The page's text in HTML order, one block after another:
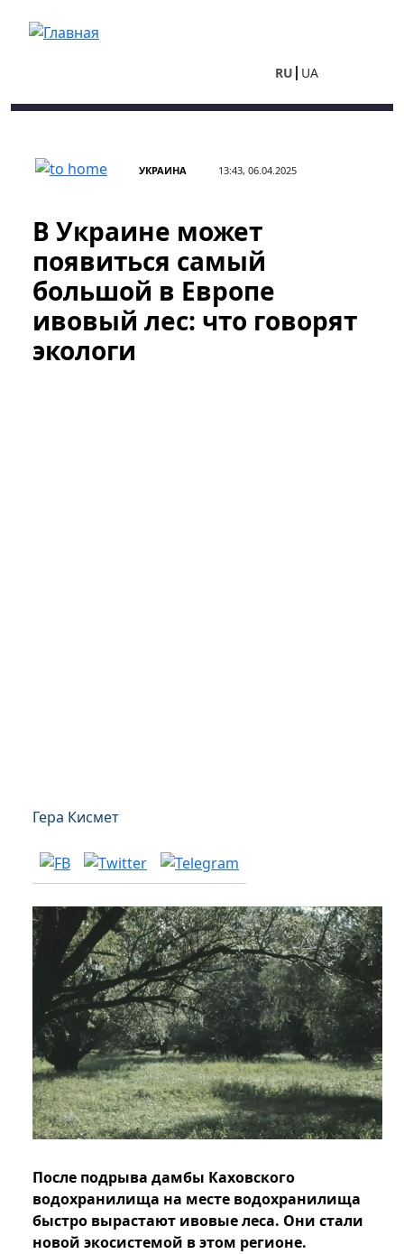
RU UA
УКРАИНА 13:43, 06.04.2025
В Украине может
появиться самый
большой в Европе
ивовый лес: что говорят
экологи
Гера Кисмет
После подрыва дамбы Каховского
водохранилища на месте водохранилища
быстро вырастают ивовые леса. Они стали
новой экосистемой в этом регионе.